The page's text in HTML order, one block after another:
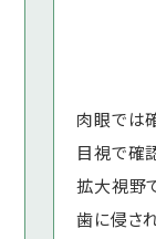
肉眼では
目視で確
拡大視野
歯に侵さ